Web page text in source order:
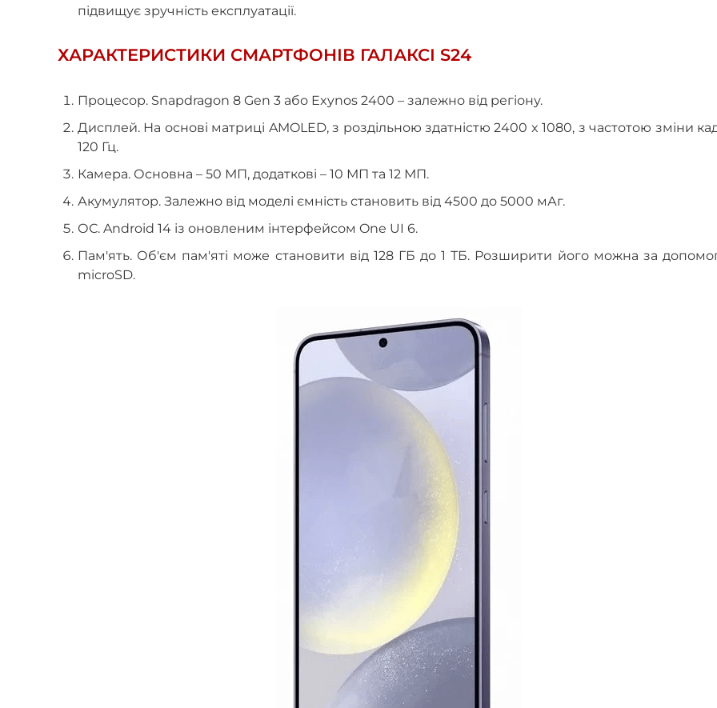
підвищує зручність експлуатації.
ХАРАКТЕРИСТИКИ СМАРТФОНІВ ГАЛАКСІ S24
Процесор. Snapdragon 8 Gen 3 або Exynos 2400 – залежно від регіону.
Дисплей. На основі матриці AMOLED, з роздільною здатністю 2400 x 1080, з частотою зміни
120 Гц.
Камера. Основна – 50 МП, додаткові – 10 МП та 12 МП.
Акумулятор. Залежно від моделі ємність становить від 4500 до 5000 мАг.
ОС. Android 14 із оновленим інтерфейсом One UI 6.
Пам'ять. Об'єм пам'яті може становити від 128 ГБ до 1 ТБ. Розширити його можна за
microSD.